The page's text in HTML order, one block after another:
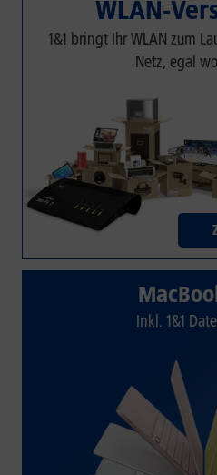
WLAN-
1&1 bringt Ihr WLAN zum
Netz, egal
Inkl. 1&1